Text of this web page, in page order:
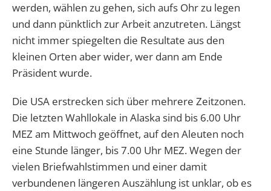
werden, wählen zu gehen, sich aufs Ohr zu legen
und dann pünktlich zur Arbeit anzutreten. Längst
nicht immer spiegelten die Resultate aus den
kleinen Orten aber wider, wer dann am Ende
Präsident wurde.
Die USA erstrecken sich über mehrere Zeitzonen.
Die letzten Wahllokale in Alaska sind bis 6.00 Uhr
MEZ am Mittwoch geöffnet, auf den Aleuten noch
eine Stunde länger, bis 7.00 Uhr MEZ. Wegen der
vielen Briefwahlstimmen und einer damit
verbundenen längeren Auszählung ist unklar, ob es